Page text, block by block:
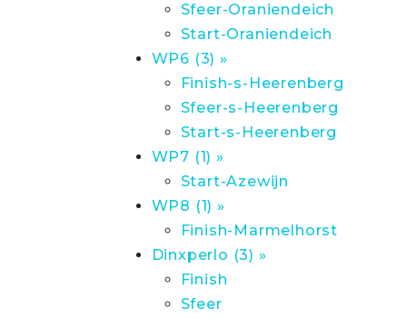
Sfeer-Oraniendeich
Start-Oraniendeich
WP6 (3) »
Finish-s-Heerenberg
Sfeer-s-Heerenberg
Start-s-Heerenberg
WP7 (1) »
Start-Azewijn
WP8 (1) »
Finish-Marmelhorst
Dinxperlo (3) »
Finish
Sfeer